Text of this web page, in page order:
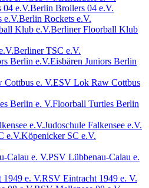
Berlin Broilers 04 e.V.
Berlin Rockets e.V.
Berliner Floorball Klub
Berliner TSC e.V.
Eisbären Juniors Berlin
ESV Lok Raw Cottbus
Floorball Turtles Berlin
Judoschule Falkensee e.V.
Köpenicker SC e.V.
PSV Lübbenau-Calau e.
RSV Eintracht 1949 e. V.